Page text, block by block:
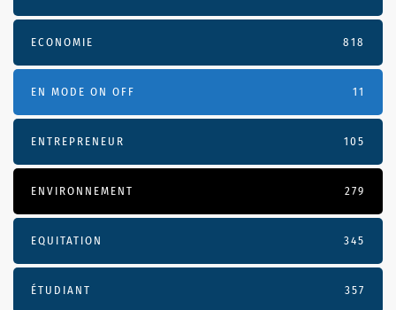
ECONOMIE 818
EN MODE ON OFF 11
ENTREPRENEUR 105
ENVIRONNEMENT 279
EQUITATION 345
ÉTUDIANT 357